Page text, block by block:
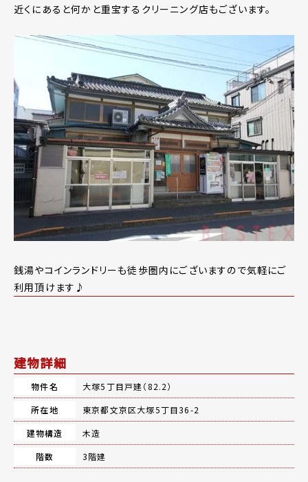
近くにあると何かと重宝するクリーニング店もございます。
銭湯やコインランドリーも徒歩圏内にございますので気軽にご
利用頂けます♪
建物詳細
物件名
大塚5丁目戸建（82.2）
所在地
東京都文京区大塚5丁目36-2
建物構造
木造
階数
3階建